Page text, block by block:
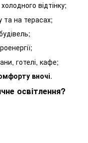
відтінку;
та на терасах;
готелі, кафе;
вночі.
освітлення?